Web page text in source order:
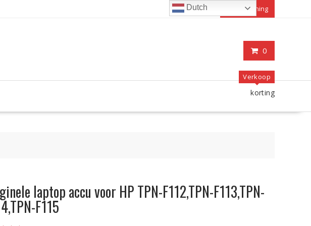
Mijn rekening
0
Verkoop
korting
laptop accu voor HP TPN-F112,TPN-F113,TPN-
F115
Dutch